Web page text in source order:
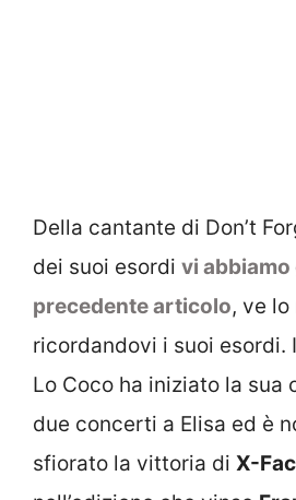
Della cantante di Don’t
dei suoi esordi vi abbiamo
precedente articolo, ve
ricordandovi i suoi esordi.
Lo Coco ha iniziato la sua
due concerti a Elisa ed è
sfiorato la vittoria di X-